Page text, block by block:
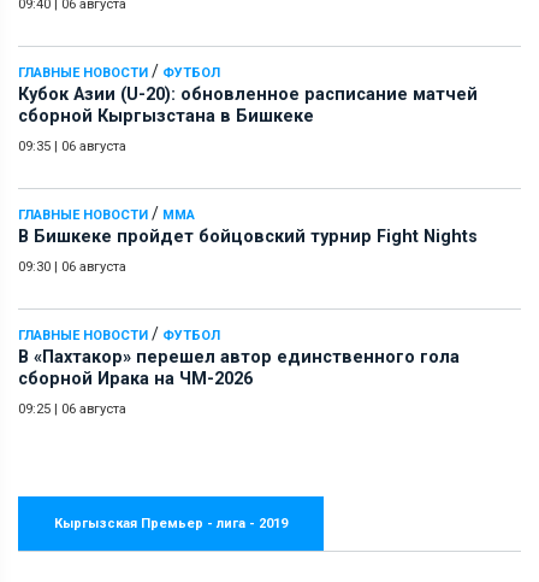
09:40 | 06 августа
ГЛАВНЫЕ НОВОСТИ / ФУТБОЛ
Кубок Азии (U-20): обновленное расписание матчей
сборной Кыргызстана в Бишкеке
09:35 | 06 августа
ГЛАВНЫЕ НОВОСТИ / ММА
В Бишкеке пройдет бойцовский турнир Fight Nights
09:30 | 06 августа
ГЛАВНЫЕ НОВОСТИ / ФУТБОЛ
В «Пахтакор» перешел автор единственного гола
сборной Ирака на ЧМ-2026
09:25 | 06 августа
Кыргызская Премьер - лига - 2019